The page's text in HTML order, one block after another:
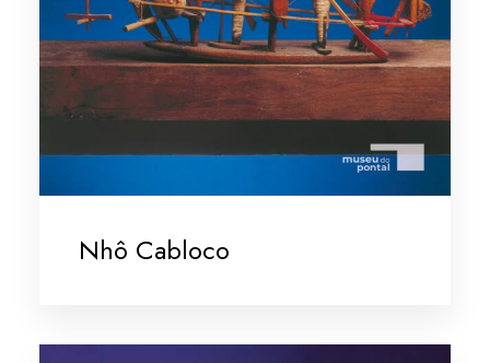
Nhô Cabloco